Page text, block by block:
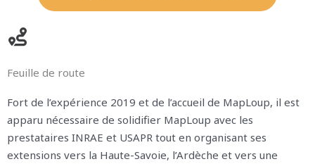
Feuille de route
Fort de l’expérience 2019 et de l’accueil de MapLoup, il est
apparu nécessaire de solidifier MapLoup avec les
prestataires INRAE et USAPR tout en organisant ses
extensions vers la Haute-Savoie, l’Ardèche et vers une